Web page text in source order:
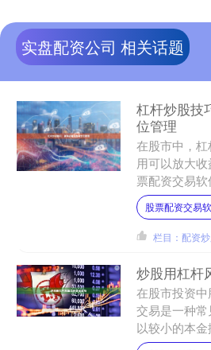
实盘配资公司 相关话题
杠杆炒股技
位管理
在股市中，
用可以放大
票配资交易
于刚接触杠杆
确的风控与仓
股票配资交易
栏目：配资
炒股用杠杆
在股市投资
交易是一种
以较小的本
易。这种“借